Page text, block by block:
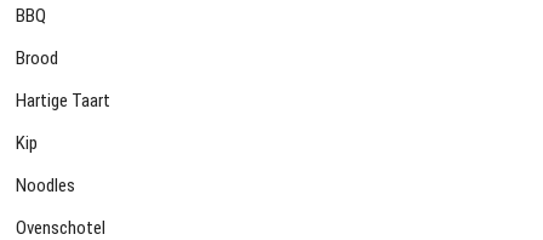
BBQ
Brood
Hartige Taart
Kip
Noodles
Ovenschotel